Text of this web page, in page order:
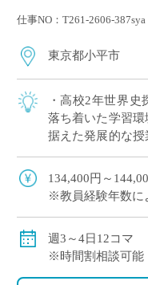
仕事NO：T261-2606-387sya
東京都小平市
・高校2年世界史
落ち着いた学習
据えた発展的な
134,400円～
※教員経験年数に
週3～4日12コマ
※時間割相談可能